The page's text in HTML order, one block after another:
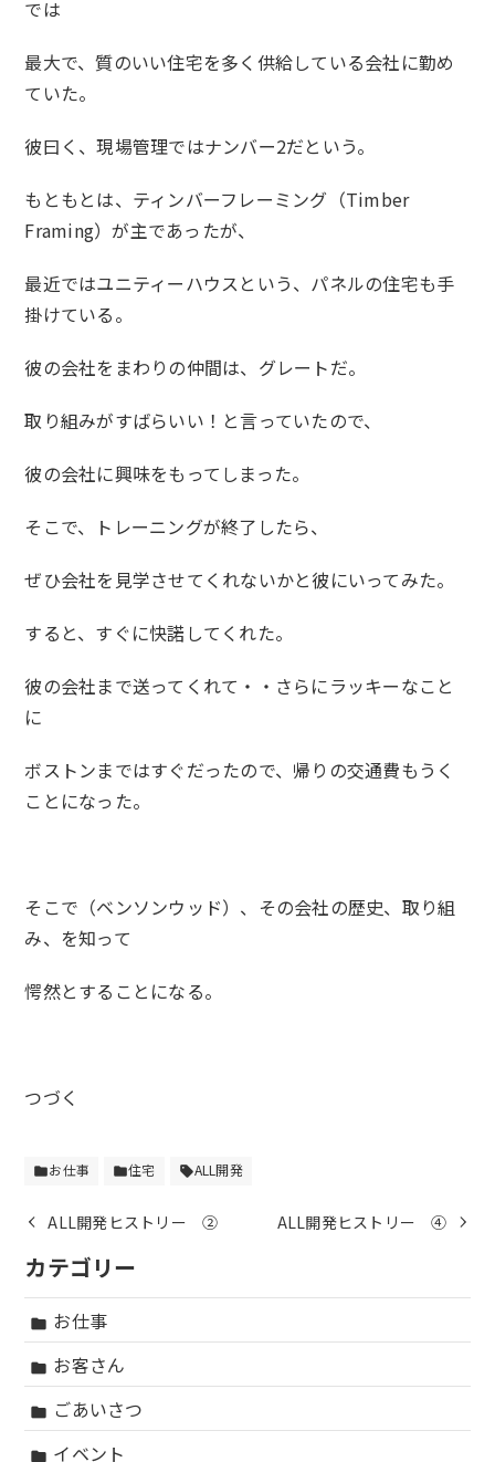
では
最大で、質のいい住宅を多く供給している会社に勤め
ていた。
彼曰く、現場管理ではナンバー2だという。
もともとは、ティンバーフレーミング（Timber
Framing）が主であったが、
最近ではユニティーハウスという、パネルの住宅も手
掛けている。
彼の会社をまわりの仲間は、グレートだ。
取り組みがすばらいい！と言っていたので、
彼の会社に興味をもってしまった。
そこで、トレーニングが終了したら、
ぜひ会社を見学させてくれないかと彼にいってみた。
すると、すぐに快諾してくれた。
彼の会社まで送ってくれて・・さらにラッキーなこと
に
ボストンまではすぐだったので、帰りの交通費もうく
ことになった。
そこで（ベンソンウッド）、その会社の歴史、取り組
み、を知って
愕然とすることになる。
つづく
folderお仕事 folder住宅 sellALL開発
ALL開発ヒストリー ② ALL開発ヒストリー ④
カテゴリー
folder お仕事
folder お客さん
folder ごあいさつ
folder イベント